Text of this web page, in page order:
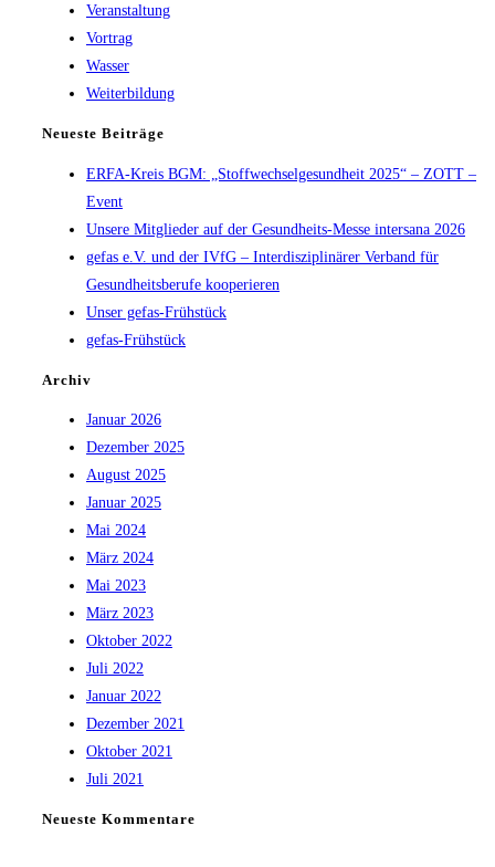
Veranstaltung
Vortrag
Wasser
Weiterbildung
Neueste Beiträge
ERFA-Kreis BGM: „Stoffwechselgesundheit 2025“ – ZOTT –
Event
Unsere Mitglieder auf der Gesundheits-Messe intersana 2026
gefas e.V. und der IVfG – Interdisziplinärer Verband für
Gesundheitsberufe kooperieren
Unser gefas-Frühstück
gefas-Frühstück
Archiv
Januar 2026
Dezember 2025
August 2025
Januar 2025
Mai 2024
März 2024
Mai 2023
März 2023
Oktober 2022
Juli 2022
Januar 2022
Dezember 2021
Oktober 2021
Juli 2021
Neueste Kommentare